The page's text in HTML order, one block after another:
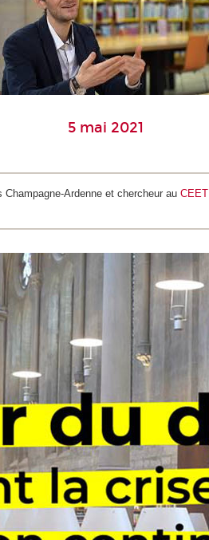
5 mai 2021
Ardenne et chercheur auCEET